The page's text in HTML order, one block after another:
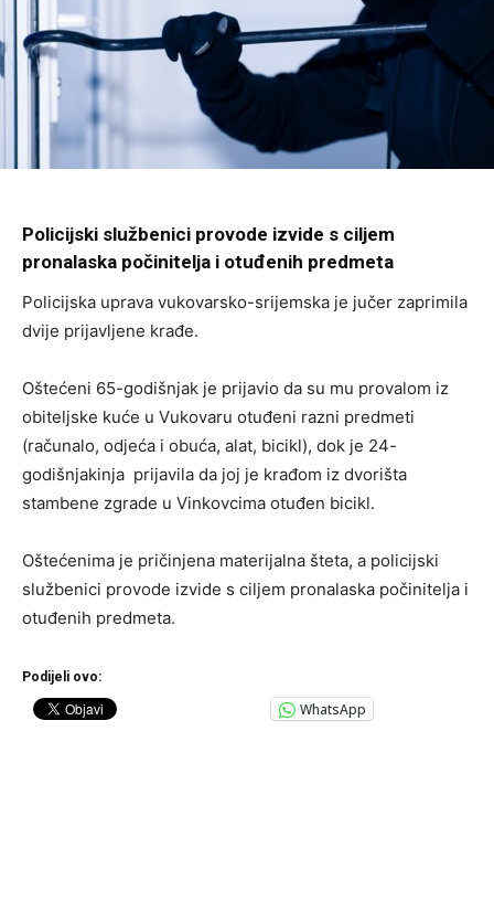
Policijski službenici provode izvide s ciljem
pronalaska počinitelja i otuđenih predmeta
Policijska uprava vukovarsko-srijemska je jučer zaprimila
dvije prijavljene krađe.
Oštećeni 65-godišnjak je prijavio da su mu provalom iz
obiteljske kuće u Vukovaru otuđeni razni predmeti
(računalo, odjeća i obuća, alat, bicikl), dok je 24-
godišnjakinja prijavila da joj je krađom iz dvorišta
stambene zgrade u Vinkovcima otuđen bicikl.
Oštećenima je pričinjena materijalna šteta, a policijski
službenici provode izvide s ciljem pronalaska počinitelja i
otuđenih predmeta.
Podijeli ovo:
WhatsApp